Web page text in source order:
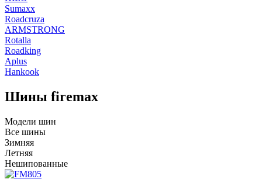
Sumaxx
Roadcruza
ARMSTRONG
Rotalla
Roadking
Aplus
Hankook
Шины firemax
Модели шин
Все шины
Зимняя
Летняя
Нешипованные